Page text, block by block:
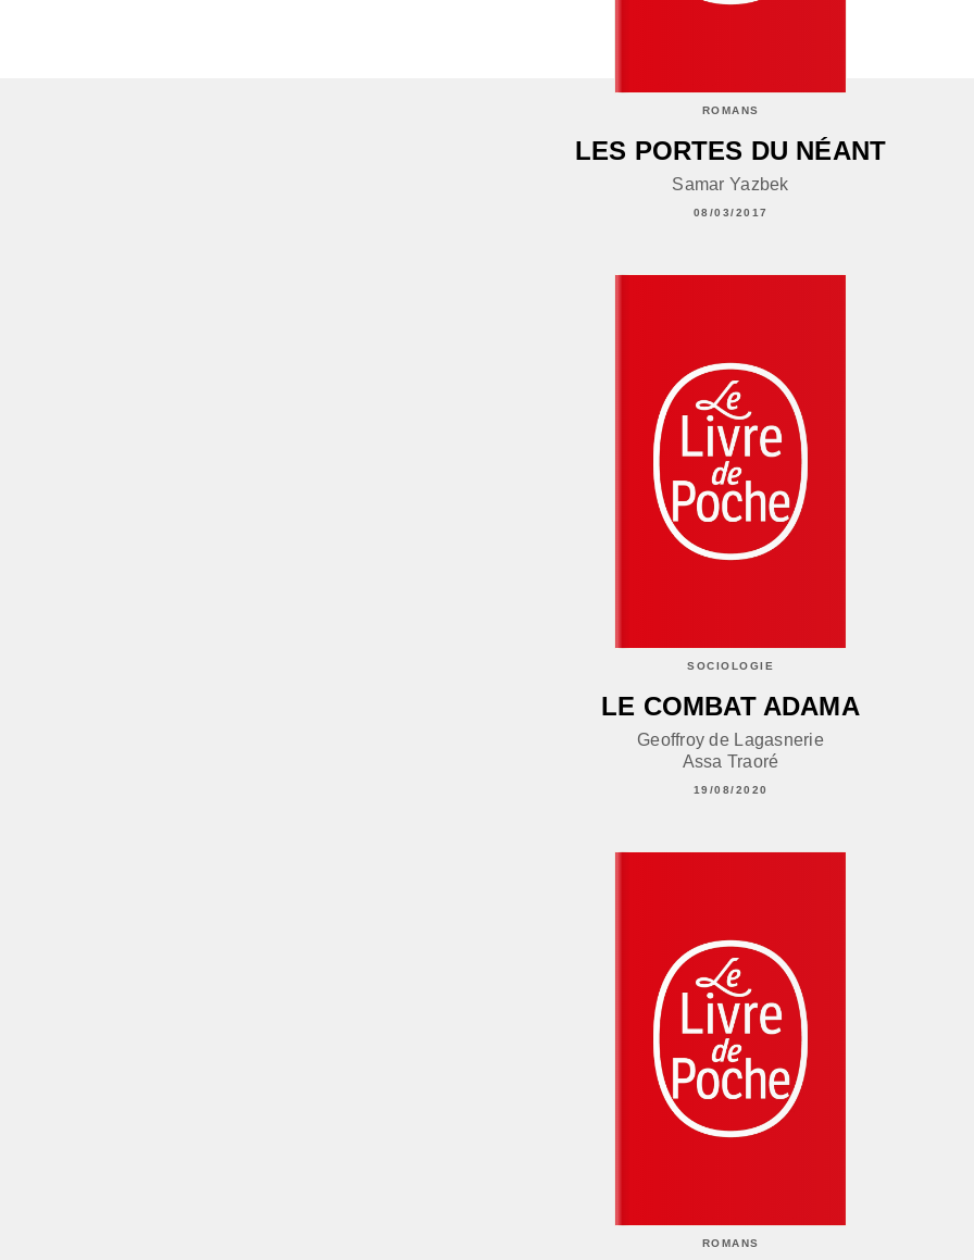
ROMANS
LES PORTES DU NÉANT
Samar Yazbek
08/03/2017
SOCIOLOGIE
LE COMBAT ADAMA
Geoffroy de Lagasnerie
Assa Traoré
19/08/2020
ROMANS